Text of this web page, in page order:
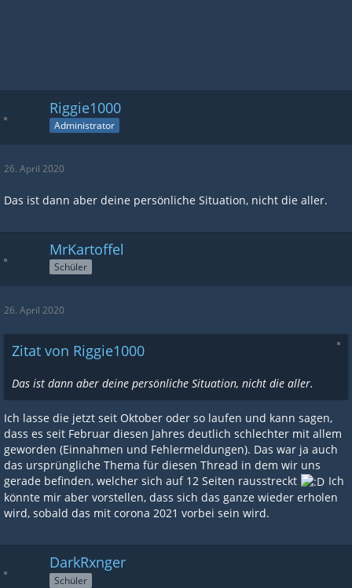
Riggie1000
Administrator
26. April 2020
Das ist dann aber deine persönliche Situation, nicht die aller.
MrKartoffel
Schüler
26. April 2020
Zitat von Riggie1000
Das ist dann aber deine persönliche Situation, nicht die aller.
Ich lasse die jetzt seit Oktober oder so laufen und kann sagen,
dass es seit Februar diesen Jahres deutlich schlechter mit allem
geworden (Einnahmen und Fehlermeldungen). Das war ja auch
das ursprüngliche Thema für diesen Thread in dem wir uns
gerade befinden, welcher sich auf 12 Seiten rausstreckt
Ich
könnte mir aber vorstellen, dass sich das ganze wieder erholen
wird, sobald das mit corona 2021 vorbei sein wird.
DarkRxnger
Schüler